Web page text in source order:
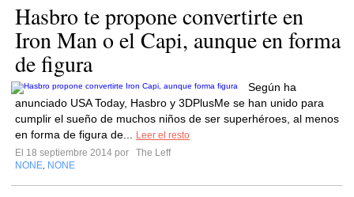
Hasbro te propone convertirte en
Iron Man o el Capi, aunque en forma
de figura
Según ha
anunciado USA Today, Hasbro y 3DPlusMe se han unido para
cumplir el sueño de muchos niños de ser superhéroes, al menos
en forma de figura de...
Leer el resto
El 18 septiembre 2014 por
The Leff
NONE NONE